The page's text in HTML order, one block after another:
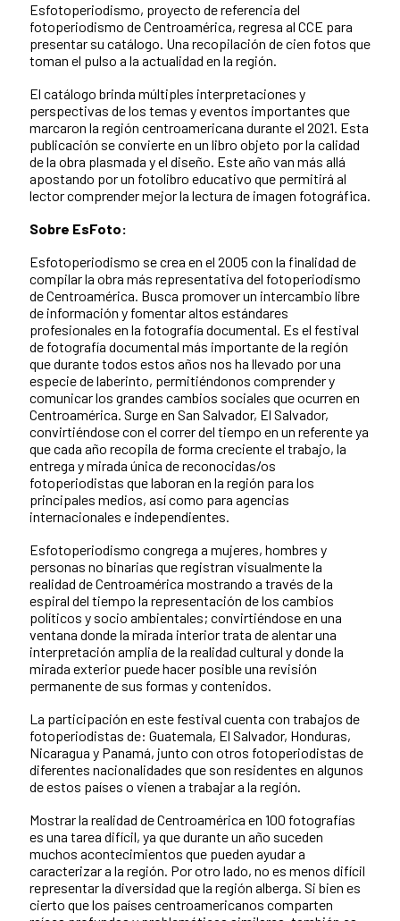
Esfotoperiodismo, proyecto de referencia del
fotoperiodismo de Centroamérica, regresa al CCE para
presentar su catálogo. Una recopilación de cien fotos que
toman el pulso a la actualidad en la región.
El catálogo brinda múltiples interpretaciones y
perspectivas de los temas y eventos importantes que
marcaron la región centroamericana durante el 2021. Esta
publicación se convierte en un libro objeto por la calidad
de la obra plasmada y el diseño. Este año van más allá
apostando por un fotolibro educativo que permitirá al
lector comprender mejor la lectura de imagen fotográfica.
Sobre EsFoto:
Esfotoperiodismo se crea en el 2005 con la finalidad de
compilar la obra más representativa del fotoperiodismo
de Centroamérica. Busca promover un intercambio libre
de información y fomentar altos estándares
profesionales en la fotografía documental. Es el festival
de fotografía documental más importante de la región
que durante todos estos años nos ha llevado por una
especie de laberinto, permitiéndonos comprender y
comunicar los grandes cambios sociales que ocurren en
Centroamérica. Surge en San Salvador, El Salvador,
convirtiéndose con el correr del tiempo en un referente ya
que cada año recopila de forma creciente el trabajo, la
entrega y mirada única de reconocidas/os
fotoperiodistas que laboran en la región para los
principales medios, así como para agencias
internacionales e independientes.
Esfotoperiodismo congrega a mujeres, hombres y
personas no binarias que registran visualmente la
realidad de Centroamérica mostrando a través de la
espiral del tiempo la representación de los cambios
políticos y socio ambientales; convirtiéndose en una
ventana donde la mirada interior trata de alentar una
interpretación amplia de la realidad cultural y donde la
mirada exterior puede hacer posible una revisión
permanente de sus formas y contenidos.
La participación en este festival cuenta con trabajos de
fotoperiodistas de: Guatemala, El Salvador, Honduras,
Nicaragua y Panamá, junto con otros fotoperiodistas de
diferentes nacionalidades que son residentes en algunos
de estos países o vienen a trabajar a la región.
Mostrar la realidad de Centroamérica en 100 fotografías
es una tarea difícil, ya que durante un año suceden
muchos acontecimientos que pueden ayudar a
caracterizar a la región. Por otro lado, no es menos difícil
representar la diversidad que la región alberga. Si bien es
cierto que los países centroamericanos comparten